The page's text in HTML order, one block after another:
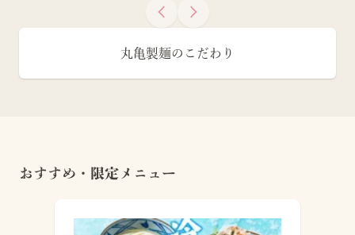
丸亀製麺のこだわり
おすすめ・限定メニュー